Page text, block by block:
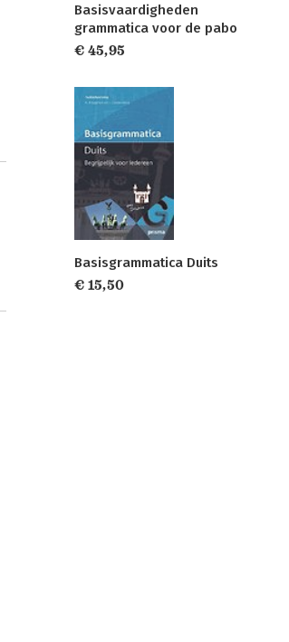
Basisvaardigheden
grammatica voor de pabo
€ 45,95
Basisgrammatica Duits
€ 15,50